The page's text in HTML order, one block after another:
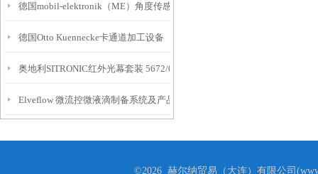
德国mobil-elektronik（ME）角度传感器533640介绍
德国Otto Kuennecke卡通道加工设备
奥地利SITRONIC红外光幕套装 5672/02.5-K29
Elveflow 微流控微液滴制备系统及产品开发服务
©2026 赫尔纳贸易（大连）有限公司